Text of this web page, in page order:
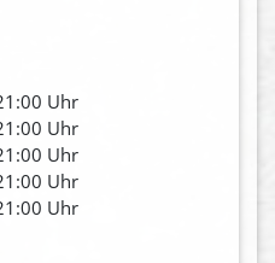
Uhr
Uhr
Uhr
Uhr
Uhr